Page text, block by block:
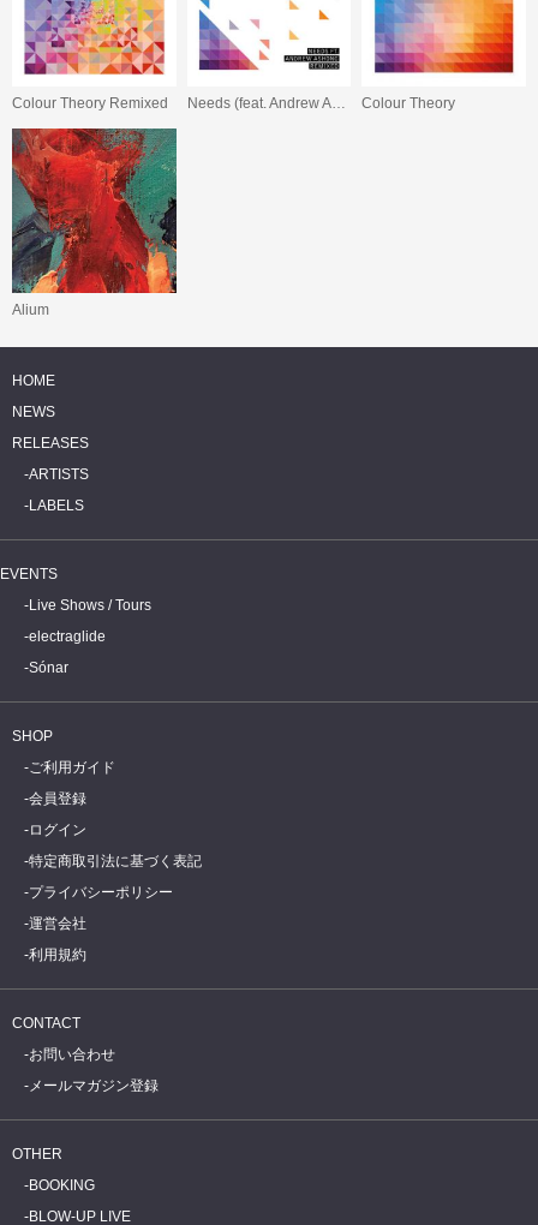
Colour Theory Remixed Needs (feat. Andrew Ashong) (Remixes) Colour Theory
Alium
HOME
NEWS
RELEASES
ARTISTS
LABELS
EVENTS
Live Shows / Tours
electraglide
Sónar
SHOP
ご利用ガイド
会員登録
ログイン
特定商取引法に基づく表記
プライバシーポリシー
運営会社
利用規約
CONTACT
お問い合わせ
メールマガジン登録
OTHER
BOOKING
BLOW-UP LIVE